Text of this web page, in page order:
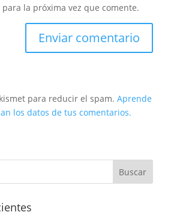
la próxima vez que comente.
para reducir el spam. Aprende
los datos de tus comentarios.